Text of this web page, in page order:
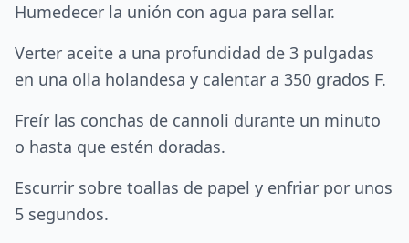
Humedecer la unión con agua para sellar.
Verter aceite a una profundidad de 3 pulgadas
en una olla holandesa y calentar a 350 grados F.
Freír las conchas de cannoli durante un minuto
o hasta que estén doradas.
Escurrir sobre toallas de papel y enfriar por unos
5 segundos.